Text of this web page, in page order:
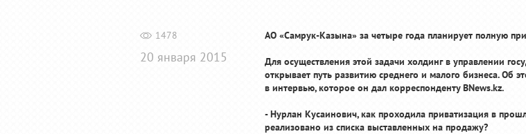
1478
20 января 2015
АО «Самрук-Казына» за четыре года планирует полную
Для осуществления этой задачи холдинг в управлении
открывает путь развитию среднего и малого бизнеса.
в интервью, которое он дал корреспонденту BNews.kz.
- Нурлан Кусаинович, как проходила приватизация в
реализовано из списка выставленных на продажу?